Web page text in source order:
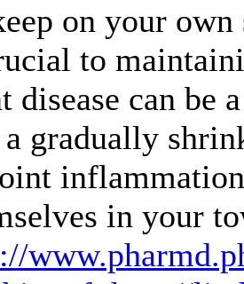
on your
to
disease can be
gradually
in your